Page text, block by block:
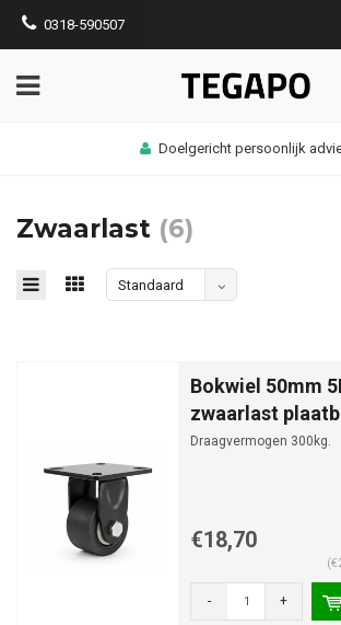
0318-590507
Doelgericht persoonlijk
Zwaarlast (6)
Standaard
Bokwiel 50mm
zwaarlast
Draagvermogen 300kg.
€18,70
- +